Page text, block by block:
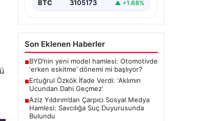
BTC 3105173 ▲ +1.68%
Son Eklenen Haberler
■BYD’nin yeni model hamlesi: Otomotivde
‘erken eskitme’ dönemi mi başlıyor?
■Ertuğrul Özkök İfade Verdi: ‘Aklımın
Ucundan Dahi Geçmez’
■Aziz Yıldırım’dan Çarpıcı Sosyal Medya
Hamlesi: Savcılığa Suç Duyurusunda
Bulundu